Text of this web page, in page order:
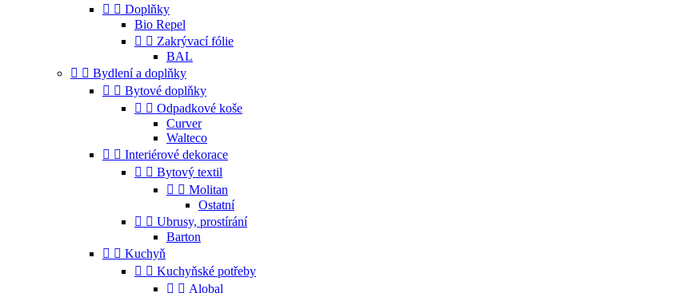
  Doplňky
Bio Repel
  Zakrývací fólie
BAL
  Bydlení a doplňky
  Bytové doplňky
  Odpadkové koše
Curver
Walteco
  Interiérové dekorace
  Bytový textil
  Molitan
Ostatní
  Ubrusy, prostírání
Barton
  Kuchyň
  Kuchyňské potřeby
  Alobal